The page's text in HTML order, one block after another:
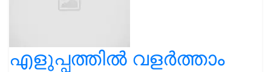
എളുപ്പത്തിൽ വളർത്താം